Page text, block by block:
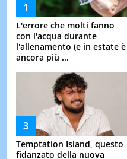
L'errore che molti fanno
con l'acqua durante
l'allenamento (e in estate è
ancora più ...
Temptation Island, questo
fidanzato della nuova